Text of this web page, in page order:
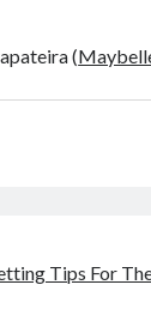
(
Tips For